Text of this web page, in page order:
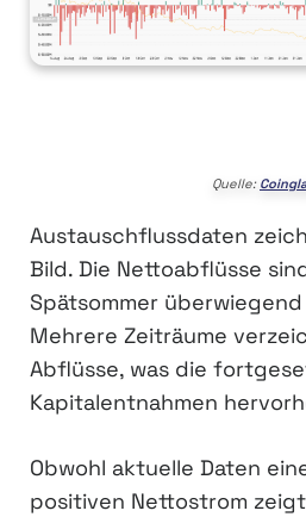
Quelle:
Austauschflussdaten
Bild. Die Nettoabflüsse
Spätsommer
Mehrere Zeiträume
Abflüsse, was die
Kapitalentnahmen
Obwohl aktuelle Daten
positiven Nettostrom